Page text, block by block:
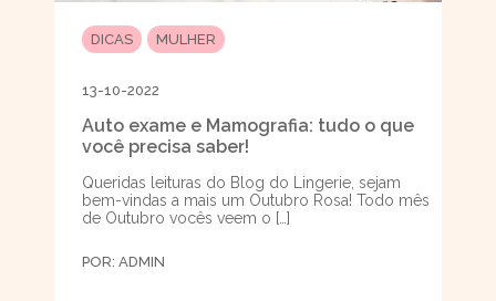
DICAS MULHER
13-10-2022
Auto exame e Mamografia: tudo o que
você precisa saber!
Queridas leituras do Blog do Lingerie, sejam
bem-vindas a mais um Outubro Rosa! Todo mês
de Outubro vocês veem o […]
POR: ADMIN